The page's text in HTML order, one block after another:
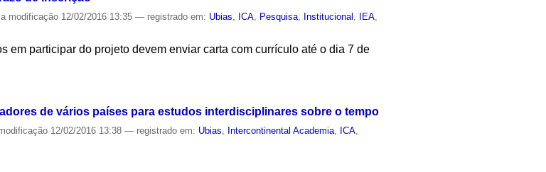
modificação 12/02/2016 13:35— registrado em: Ubias ICA Pesquisa Institucional IEA
em participar do projeto devem enviar carta com currículo até o dia 7 de
de vários países para estudos interdisciplinares sobre o tempo
12/02/2016 13:38— registrado em: Ubias, Intercontinental Academia, ICA,